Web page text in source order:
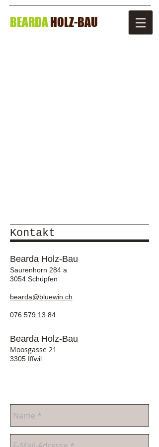
BEARDAHOLZ-BAU
Kontakt
Bearda Holz-Bau
Saurenhorn 284 a
3054 Schüpfen
bearda@bluewin.ch
076 579 13 84
Bearda Holz-Bau
Moosgasse 21
3305 Iffwil